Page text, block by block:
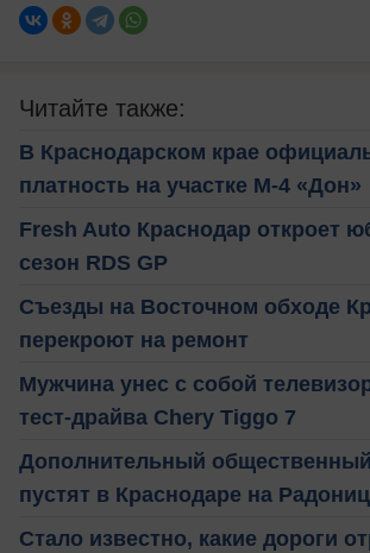
Читайте также:
В Краснодарском крае
платность на участке М-4 «Дон»
Fresh Auto Краснодар откроет
сезон RDS GP
Съезды на Восточном обходе
перекроют на ремонт
Мужчина унес с собой
тест-драйва Chery Tiggo 7
Дополнительный
пустят в Краснодаре на
Стало известно, какие дороги